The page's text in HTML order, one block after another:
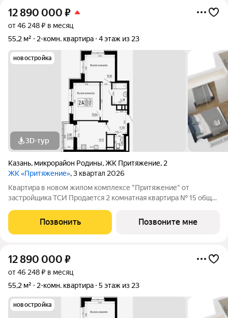
12 890 000 ₽
от 46 248 ₽ в месяц
55,2 м²
2-комн. квартира 4 этаж из 23
новостройка
3D-тур
Казань, микрорайон Родины,ЖК Притяжение, 2
ЖК «Притяжение», 3 квартал 2026
Квартира в новом жилом комплексе "Притяжение" от
застройщика ТСИ Продается 2 комнатная квартира № 15 общей
О КОМПЛЕКСЕ ЖК «Притяжение» это комфорт и эстетика в
каждом метре. Четыре дома
Позвонить Позвоните мне
12 890 000 ₽
от 46 248 ₽ в месяц
55,2 м²
2-комн. квартира 5 этаж из 23
новостройка